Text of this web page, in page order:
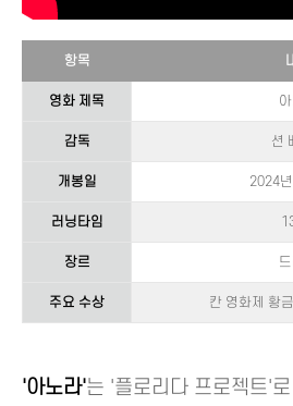
항목
영화 제목
감독 션
개봉일 2024
러닝타임
장르
주요 수상 칸 영화제 황
'아노라'는 '플로리다 프로젝트'